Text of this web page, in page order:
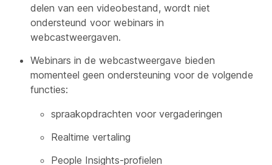
delen van een videobestand, wordt niet
ondersteund voor webinars in
webcastweergaven.
Webinars in de webcastweergave bieden
momenteel geen ondersteuning voor de volgende
functies:
spraakopdrachten voor vergaderingen
Realtime vertaling
People Insights-profielen